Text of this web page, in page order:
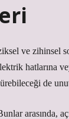
ve zihinsel
hatlarına
de
arasında,